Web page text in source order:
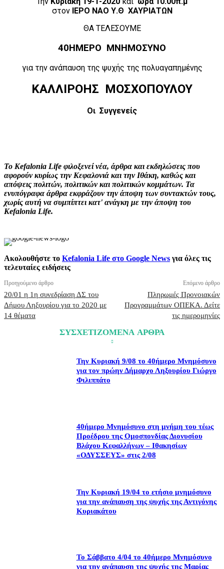
στον ΙΕΡΟ ΝΑΟ Υ.Θ ΧΑΥΡΙΑΤΩΝ
ΘΑ ΤΕΛΕΣΟΥΜΕ
40ΗΜΕΡΟ ΜΝΗΜΟΣΥΝΟ
για την ανάπαυση της ψυχής της πολυαγαπημένης
ΚΑΛΛΙΡΟΗΣ ΜΟΣΧΟΠΟΥΛΟΥ
Οι Συγγενείς
Το Kefalonia Life φιλοξενεί νέα, άρθρα και εκδηλώσεις που
αφορούν κυρίως την Κεφαλονιά και την Ιθάκη, καθώς και
απόψεις πολιτών, πολιτικών και πολιτικών κομμάτων. Τα
ενυπόγραφα άρθρα εκφράζουν την άποψη των συντακτών τους,
χωρίς αυτή να συμπίπτει κατ' ανάγκη με την άποψη του
Kefalonia Life.
Ακολουθήστε το Kefalonia Life στο Google News για όλες τις
τελευταίες ειδήσεις
Προηγούμενο άρθρο
20/01 η 1η συνεδρίαση ΔΣ του
Δήμου Ληξουρίου για το 2020 με
14 θέματα
Επόμενο άρθρο
Πληρωμές Προνοιακών
Προγραμμάτων ΟΠΕΚΑ. Δείτε
τις ημερομηνίες
ΣΥΣΧΕΤΙΖΟΜΕΝΑ ΑΡΘΡΑ
Την Κυριακή 9/08 το 40ήμερο Μνημόσυνο
για τον πρώην Δήμαρχο Ληξουρίου Γιώργο
Φιλιππάτο
40ήμερο Μνημόσυνο στη μνήμη του τέως
Προέδρου της Ομοσπονδίας Διονυσίου
Βλάχου Κεφαλλήνων – Ιθακησίων
«ΟΔΥΣΣΕΥΣ» στις 2/08
Την Κυριακή 19/04 το ετήσιο μνημόσυνο
για την ανάπαυση της ψυχής της Αντιγόνης
Κυριακάτου
Το Σάββατο 4/04 το 40ήμερο Μνημόσυνο
για την ανάπαυση της ψυχής της Μαρίας